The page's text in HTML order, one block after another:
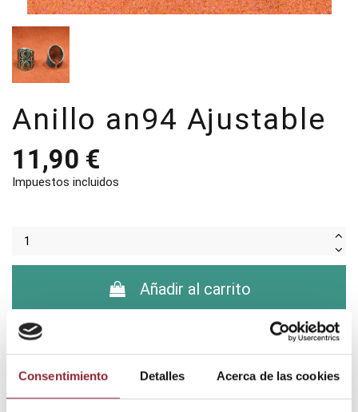
Consentimiento Detalles Acerca de las cookies
Anillo an94 Ajustable
11,90 €
Impuestos incluidos
Añadir al carrito